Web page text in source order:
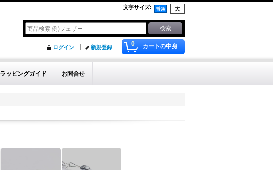
文字サイズ:
0 カートの中身
ログイン 新規登録
ラッピングガイド お問合せ